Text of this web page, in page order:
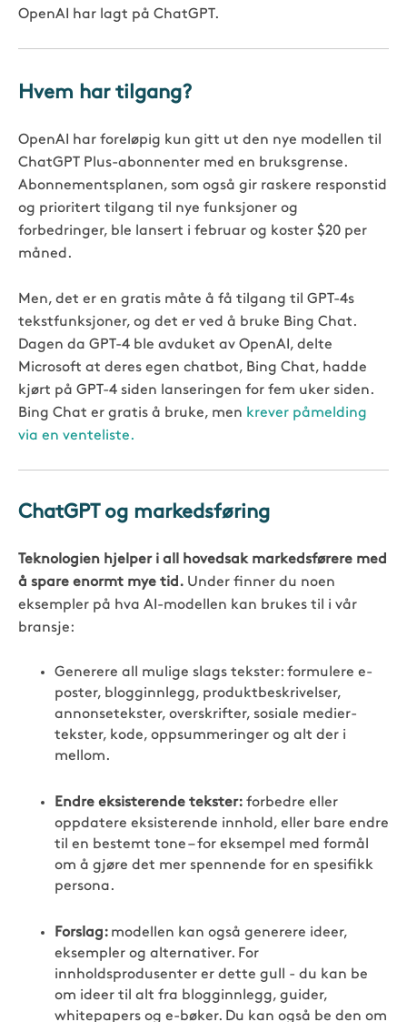
OpenAI har lagt på ChatGPT.
Hvem har tilgang?
OpenAI har foreløpig kun gitt ut den nye modellen til
ChatGPT Plus-abonnenter med en bruksgrense.
Abonnementsplanen, som også gir raskere responstid
og prioritert tilgang til nye funksjoner og
forbedringer, ble lansert i februar og koster $20 per
måned.
Men, det er en gratis måte å få tilgang til GPT-4s
tekstfunksjoner, og det er ved å bruke Bing Chat.
Dagen da GPT-4 ble avduket av OpenAI, delte
Microsoft at deres egen chatbot, Bing Chat, hadde
kjørt på GPT-4 siden lanseringen for fem uker siden.
Bing Chat er gratis å bruke, men krever påmelding
via en venteliste.
ChatGPT og markedsføring
Teknologien hjelper i all hovedsak markedsførere med
å spare enormt mye tid. Under finner du noen
eksempler på hva AI-modellen kan brukes til i vår
bransje:
Generere all mulige slags tekster: formulere e-
poster, blogginnlegg, produktbeskrivelser,
annonsetekster, overskrifter, sosiale medier-
tekster, kode, oppsummeringer og alt der i
mellom.
Endre eksisterende tekster: forbedre eller
oppdatere eksisterende innhold, eller bare endre
til en bestemt tone – for eksempel med formål
om å gjøre det mer spennende for en spesifikk
persona.
Forslag: modellen kan også generere ideer,
eksempler og alternativer. For
innholdsprodusenter er dette gull - du kan be
om ideer til alt fra blogginnlegg, guider,
whitepapers og e-bøker. Du kan også be den om